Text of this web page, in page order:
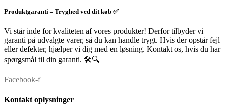
kr.599.95.
er:
Produktgaranti – Tryghed ved dit køb ✅
Vi står inde for kvaliteten af vores produkter! Derfor tilbyder vi
garanti på udvalgte varer, så du kan handle trygt. Hvis der opstår fejl
eller defekter, hjælper vi dig med en løsning. Kontakt os, hvis du har
spørgsmål til din garanti. 🛠️🔍
Facebook-f
Kontakt oplysninger